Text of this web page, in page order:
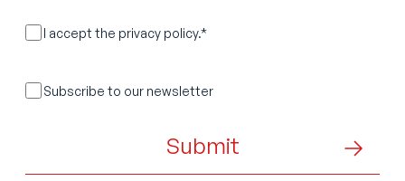
RGPDI accept the privacy policy.*
SansSubscribe to our newsletter